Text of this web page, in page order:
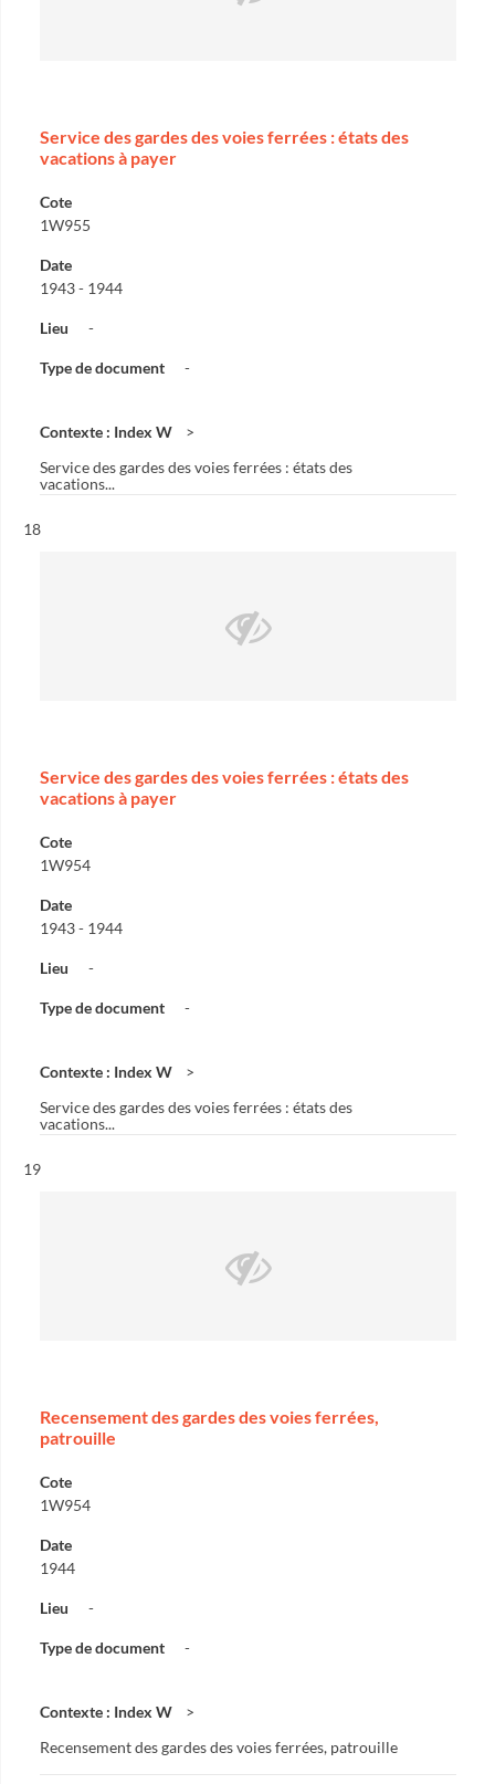
Service des gardes des voies ferrées : états des
vacations à payer
Cote
1W955
Date
1943 - 1944
Lieu -
Type de document -
Contexte : Index W
Service des gardes des voies ferrées : états des
vacations...
Résultat n°
18
Service des gardes des voies ferrées : états des
vacations à payer
Cote
1W954
Date
1943 - 1944
Lieu -
Type de document -
Contexte : Index W
Service des gardes des voies ferrées : états des
vacations...
Résultat n°
19
Recensement des gardes des voies ferrées,
patrouille
Cote
1W954
Date
1944
Lieu -
Type de document -
Contexte : Index W
Recensement des gardes des voies ferrées, patrouille